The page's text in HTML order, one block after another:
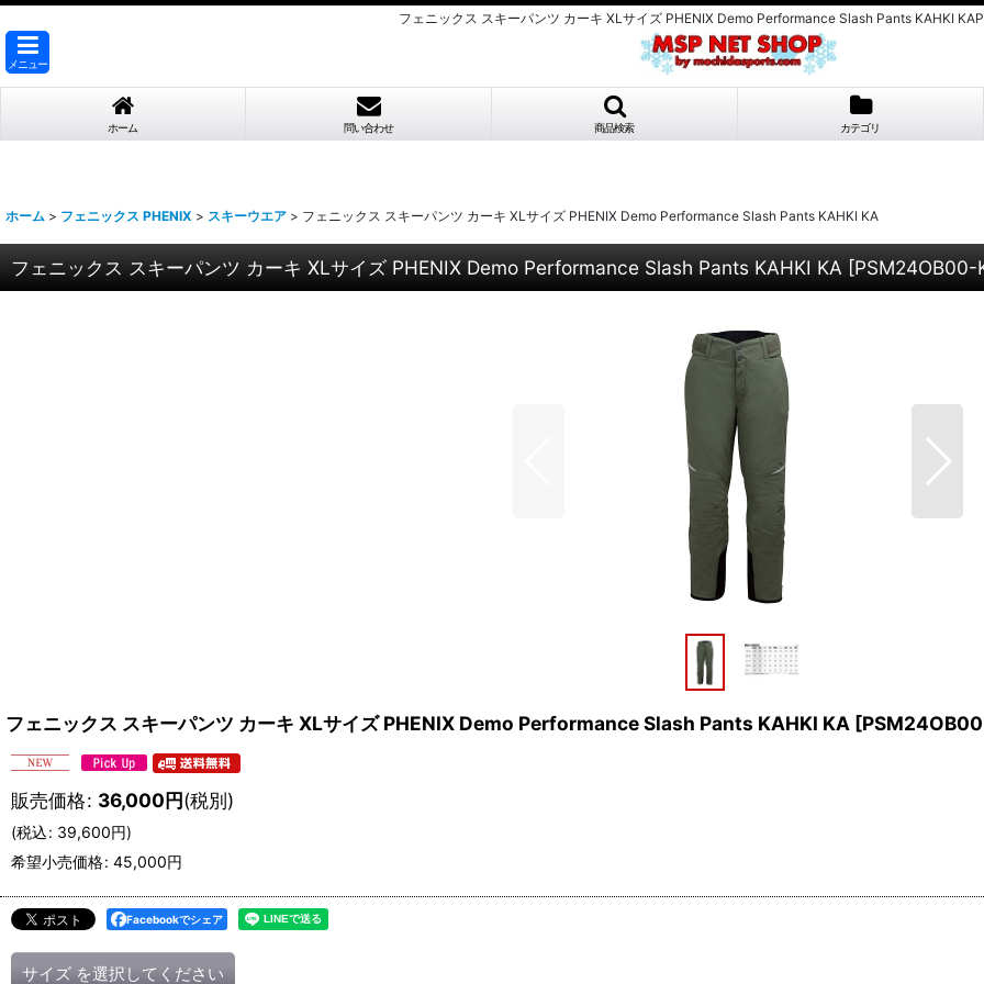
フェニックス スキーパンツ カーキ XLサイズ PHENIX Demo Performance Slash Pants KAHKI
メニュー
ホーム 問い合わせ 商品検索 カテゴリ
ホーム > フェニックス PHENIX > スキーウエア > フェニックス スキーパンツ カーキ XLサイズ PHENIX Demo Performance Slash Pants KAHKI KA
フェニックス スキーパンツ カーキ XLサイズ PHENIX Demo Performance Slash Pants KAHKI KA [PSM24OB00-
フェニックス スキーパンツ カーキ XLサイズ PHENIX Demo Performance Slash Pants KAHKI KA [
販売価格: 36,000円(税別)
(税込: 39,600円)
希望小売価格: 45,000円
Facebookでシェア
サイズ を選択してください